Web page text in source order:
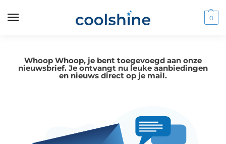
0
Whoop Whoop, je bent toegevoegd aan onze
nieuwsbrief. Je ontvangt nu leuke aanbiedingen
en nieuws direct op je mail.